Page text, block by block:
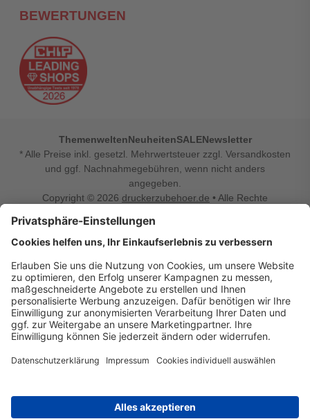
BEWERTUNGEN
ThemenweltenNeuheitenSALENewsletter
* Alle Preise inkl. gesetzl. Mehrwertsteuer zzgl. Versandkosten
und ggf. Nachnahmegebühren, wenn nicht anders
angegeben.
Copyright © 2026 druckerzubehoer.de • Alle Rechte
Vertrag widerrufen
Druckerzubehoer.de – preiswerte Qualität für Ihr Office
Sie sind auf der Suche nach dem passenden Druckerzubehör
oder Zubehör für das Büro, den Computer oder Ihr
Smartphone? Dann sind Sie bei Druckerzubehoer.de genau
richtig! Unser breites Sortiment bietet unter anderem Tinte
und Toner für alle gängigen Druckermodelle – großer sowie
kleiner Hersteller. Zugleich sind wir Ihr Online Fachhandel für
einrichten, die Werkstatt ausstatten oder den Alltag mit
was Ihren Arbeitsplatz noch komfortabler macht, finden Sie
bei uns auch Bastelspaß, Schulbedarf, Beleuchtung,